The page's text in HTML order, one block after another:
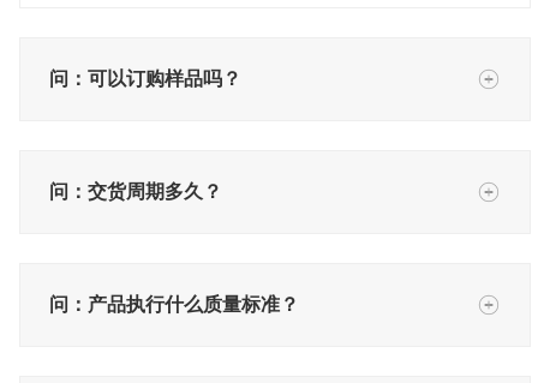
问：可以订购样品吗？
问：交货周期多久？
问：产品执行什么质量标准？